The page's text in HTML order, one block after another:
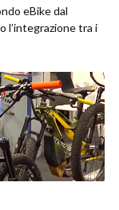
eBike dal
l’integrazione tra i